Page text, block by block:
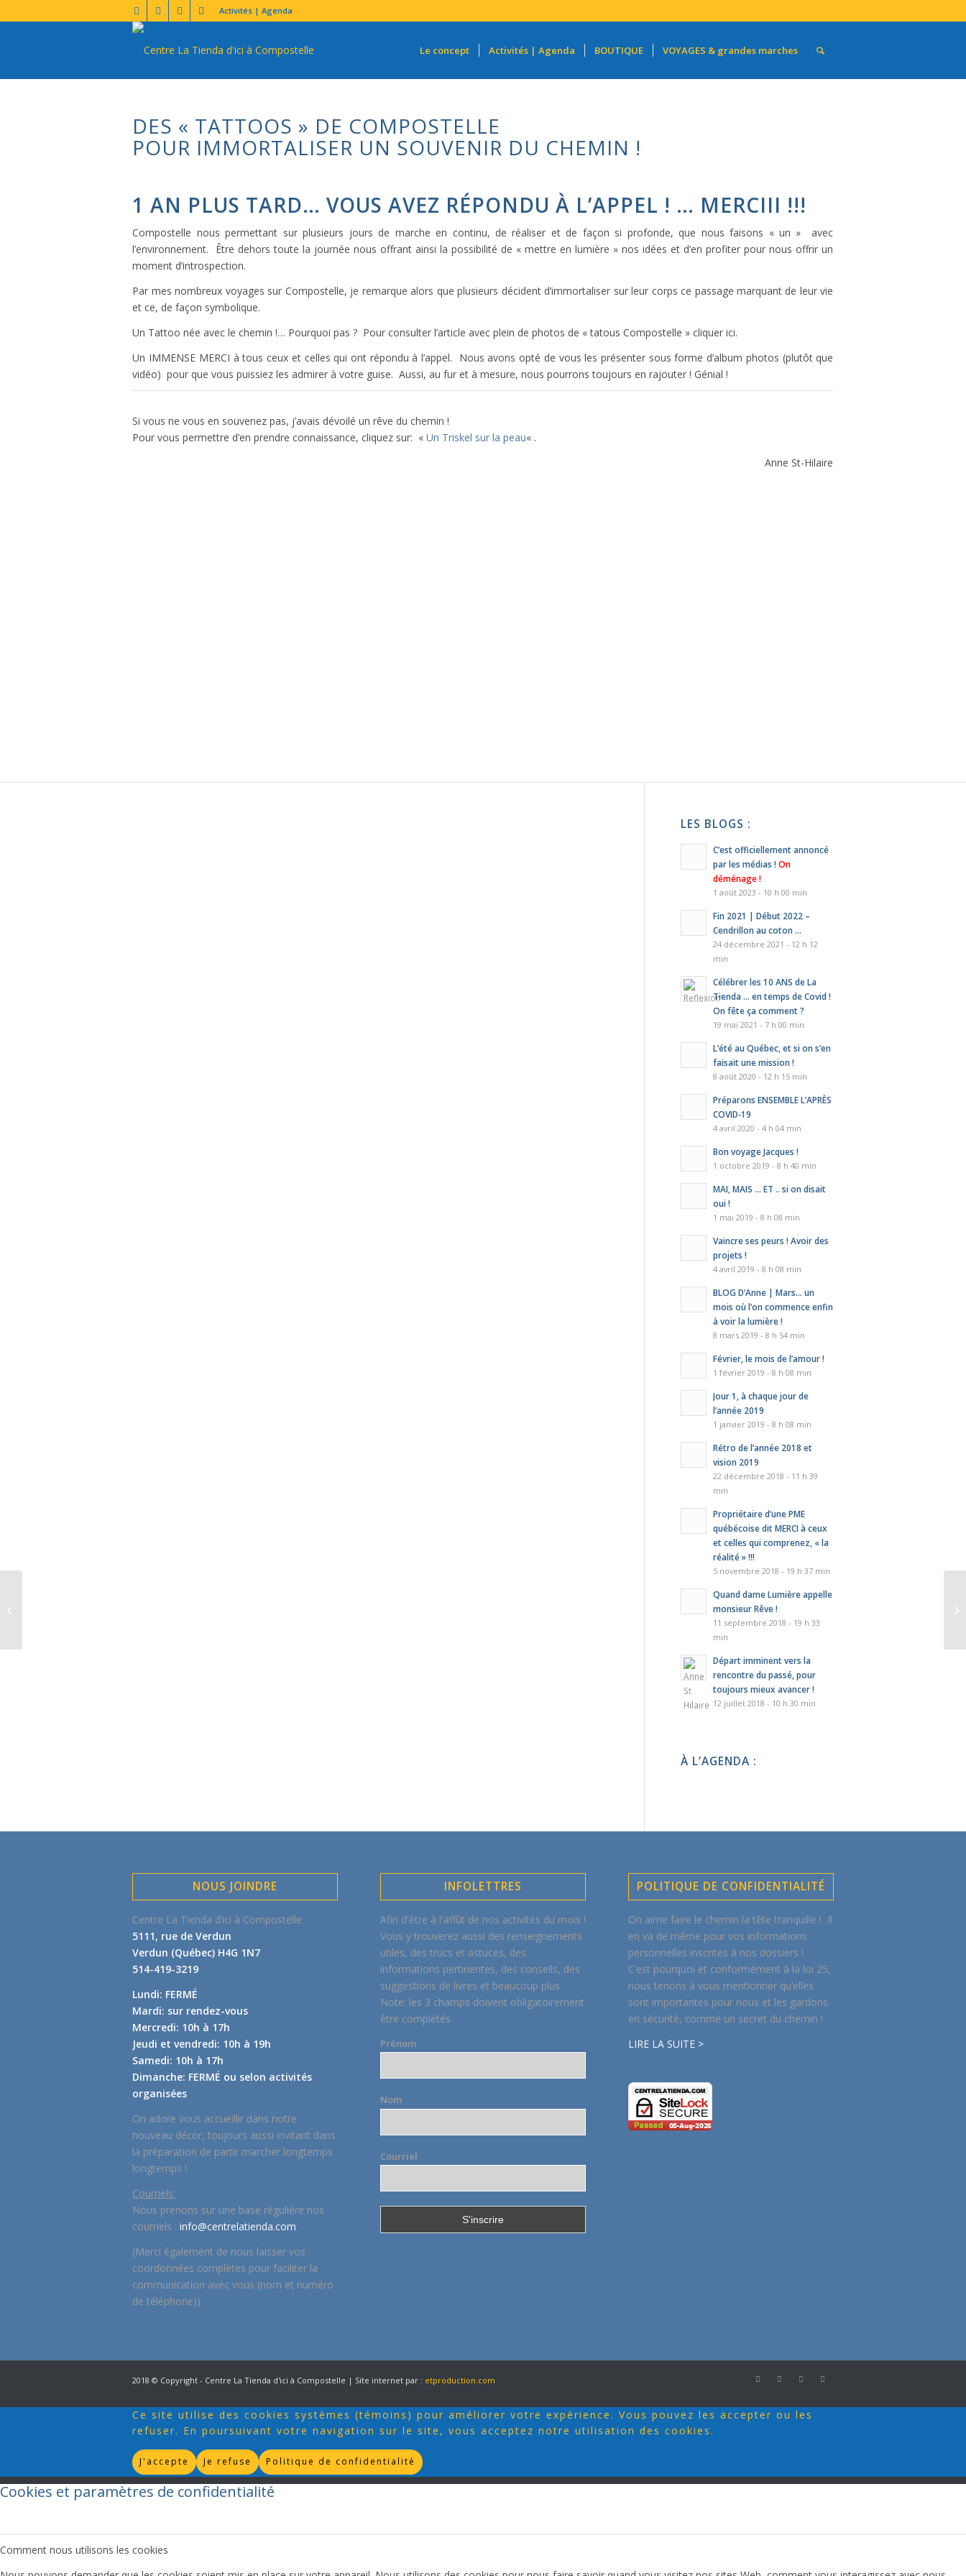
Activités | Agenda
Le concept Activités | Agenda BOUTIQUE VOYAGES & grandes marches
DES « TATTOOS » DE COMPOSTELLE
POUR IMMORTALISER UN SOUVENIR DU CHEMIN !
1 AN PLUS TARD… VOUS AVEZ RÉPONDU À L’APPEL ! … MERCIII !!!
Compostelle nous permettant sur plusieurs jours de marche en continu, de réaliser et de façon si profonde, que nous faisons « un » avec
l’environnement. Être dehors toute la journée nous offrant ainsi la possibilité de « mettre en lumière » nos idées et d’en profiter pour nous offrir un
moment d’introspection.
Par mes nombreux voyages sur Compostelle, je remarque alors que plusieurs décident d’immortaliser sur leur corps ce passage marquant de leur vie
et ce, de façon symbolique.
Un Tattoo née avec le chemin !… Pourquoi pas ? Pour consulter l’article avec plein de photos de « tatous Compostelle » cliquer ici.
Un IMMENSE MERCI à tous ceux et celles qui ont répondu à l’appel. Nous avons opté de vous les présenter sous forme d’album photos (plutôt que
vidéo) pour que vous puissiez les admirer à votre guise. Aussi, au fur et à mesure, nous pourrons toujours en rajouter ! Génial !
Si vous ne vous en souvenez pas, j’avais dévoilé un rêve du chemin !
Pour vous permettre d’en prendre connaissance, cliquez sur: «Un Triskel sur la peau« .
Anne St-Hilaire
LES BLOGS :
C’est officiellement annoncé
par les médias !On
déménage !
1 août 2023 - 10 h 00 min
Fin 2021 | Début 2022 –
Cendrillon au coton …
24 décembre 2021 - 12 h 12
min
Célébrer les 10 ANS de La
Tienda … en temps de Covid !
On fête ça comment ?
19 mai 2021 - 7 h 00 min
L’été au Québec, et si on s’en
faisait une mission !
8 août 2020 - 12 h 15 min
Préparons ENSEMBLE L’APRÈS
COVID-19
4 avril 2020 - 4 h 04 min
Bon voyage Jacques !
1 octobre 2019 - 8 h 40 min
MAI, MAIS … ET .. si on disait
oui !
1 mai 2019 - 8 h 08 min
Vaincre ses peurs ! Avoir des
projets !
4 avril 2019 - 8 h 08 min
BLOG D’Anne | Mars… un
mois où l’on commence enfin
à voir la lumière !
8 mars 2019 - 8 h 54 min
Février, le mois de l’amour !
1 février 2019 - 8 h 08 min
Jour 1, à chaque jour de
l’année 2019
1 janvier 2019 - 8 h 08 min
Rétro de l’année 2018 et
vision 2019
22 décembre 2018 - 11 h 39
min
Propriétaire d’une PME
québécoise dit MERCI à ceux
et celles qui comprenez, « la
réalité » !!!
5 novembre 2018 - 19 h 37 min
Quand dame Lumière appelle
monsieur Rêve !
11 septembre 2018 - 19 h 33
min
Départ imminent vers la
rencontre du passé, pour
toujours mieux avancer !
12 juillet 2018 - 10 h 30 min
À L’AGENDA :
NOUS JOINDRE
Centre La Tienda d’ici à Compostelle
5111, rue de Verdun
Verdun (Québec) H4G 1N7
514-419-3219
Lundi: FERMÉ
Mardi: sur rendez-vous
Mercredi: 10h à 17h
Jeudi et vendredi: 10h à 19h
Samedi: 10h à 17h
Dimanche: FERMÉ ou selon activités
organisées
On adore vous accueillir dans notre
nouveau décor, toujours aussi invitant dans
la préparation de partir marcher longtemps
longtemps !
Courriels:
Nous prenons sur une base régulière nos
courriels :info@centrelatienda.com
(Merci également de nous laisser vos
coordonnées complètes pour faciliter la
communication avec vous (nom et numéro
de téléphone))
INFOLETTRES
Afin d'être à l'affût de nos activités du mois !
Vous y trouverez aussi des renseignements
utiles, des trucs et astuces, des
informations pertinentes, des conseils, des
suggestions de livres et beaucoup plus.
Note: les 3 champs doivent obligatoirement
être complétés.
Prénom
Nom
Courriel
POLITIQUE DE CONFIDENTIALITÉ
On aime faire le chemin la tête tranquille ! Il
en va de même pour vos informations
personnelles inscrites à nos dossiers !
C’est pourquoi et conformément à la loi 25,
nous tenons à vous mentionner qu’elles
sont importantes pour nous et les gardons
en sécurité, comme un secret du chemin !
LIRE LA SUITE >
2018 © Copyright - Centre La Tienda d'ici à Compostelle | Site internet par : etproduction.com
Ce site utilise des cookies systèmes (témoins) pour améliorer votre expérience. Vous pouvez les accepter ou les
refuser. En poursuivant votre navigation sur le site, vous acceptez notre utilisation des cookies.
J'accepte Je refuse Politique de confidentialité
Cookies et paramètres de confidentialité
Comment nous utilisons les cookies